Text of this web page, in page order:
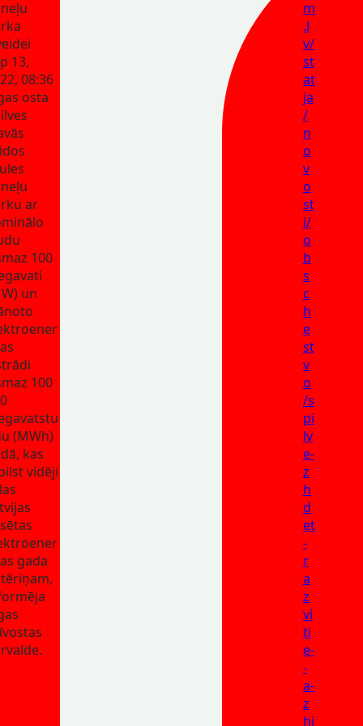
13,
08:36
osta
ar
100
un
100
(MWh)
kas
vidēji
gada
m
.l
v/
st
at
ja
/
n
o
v
o
st
i/
o
b
s
c
h
e
st
v
o
/s
pi
lv
e-
z
h
d
et
-
r
a
z
vi
ti
e-
-
a-
z
hi